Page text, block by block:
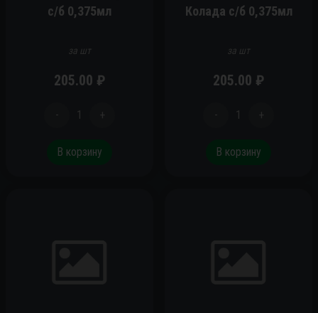
c/б 0,375мл
за шт
205.00 ₽
- 1 +
В корзину
Колада c/б 0,375мл
за шт
205.00 ₽
- 1 +
В корзину